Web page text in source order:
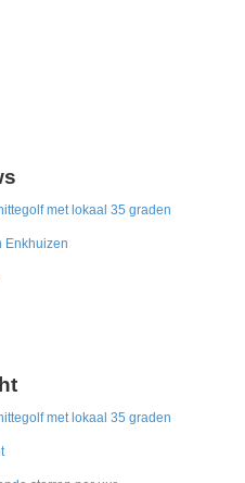
met lokaal 35 graden
Enkhuizen
met lokaal 35 graden